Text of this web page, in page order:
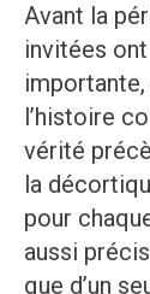
Avant la
invitées
l’histoire
vérité
la
pour
aussi
que d’un